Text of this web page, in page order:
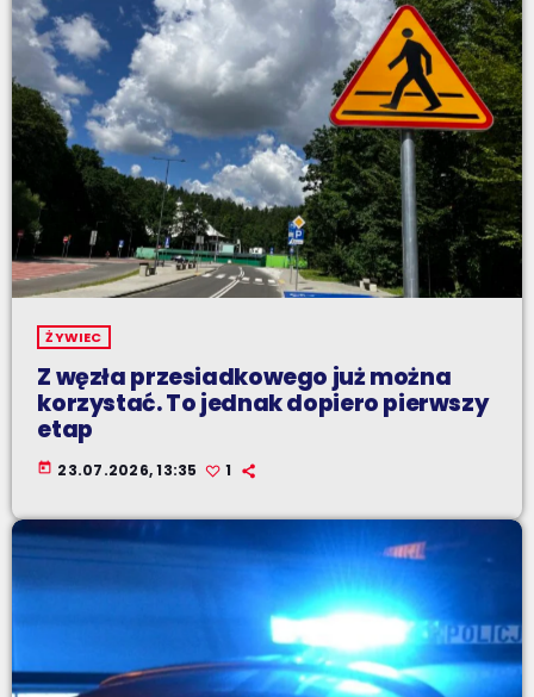
ŻYWIEC
Z węzła przesiadkowego już można
korzystać. To jednak dopiero pierwszy
etap
today 23.07.2026, 13:35 1